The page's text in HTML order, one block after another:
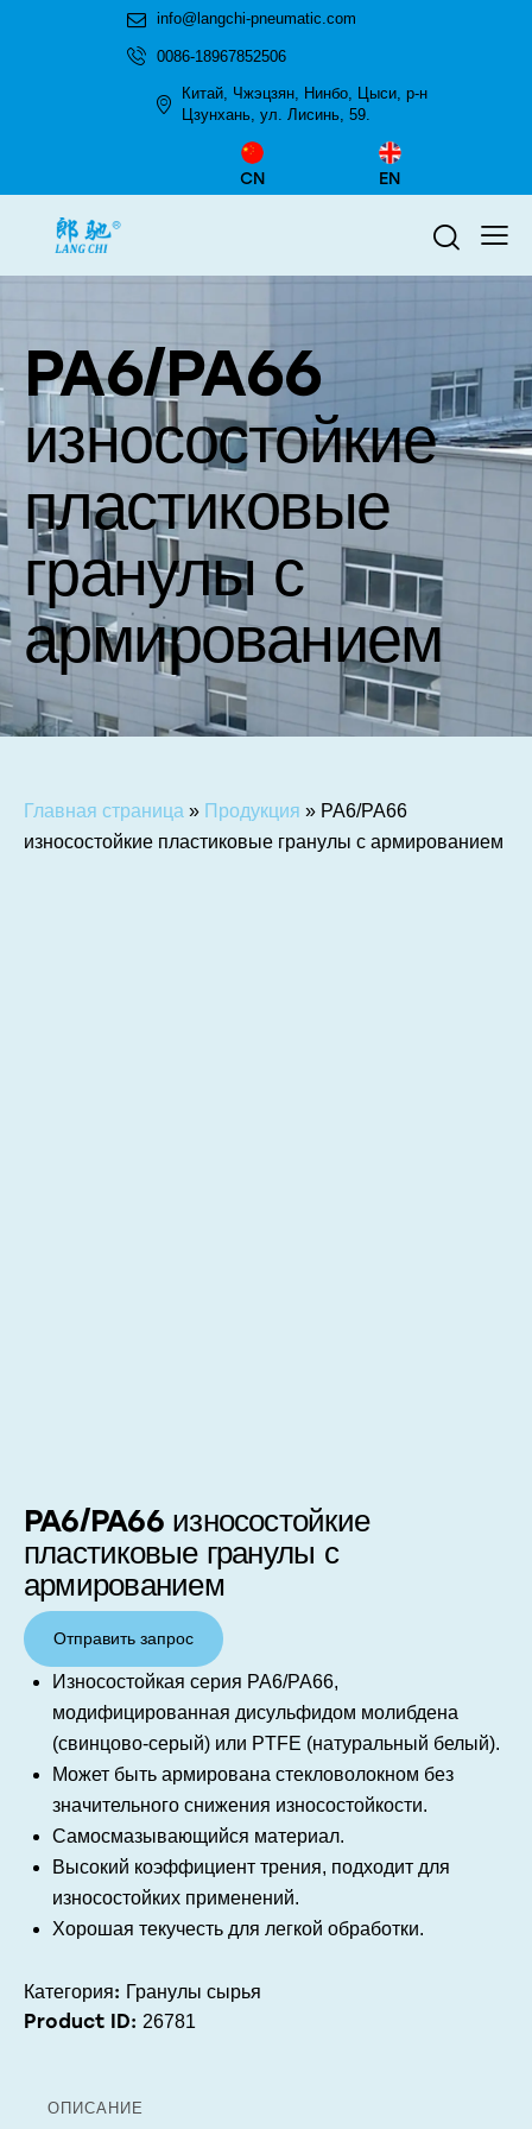
info@langchi-pneumatic.com
0086-18967852506
Китай, Чжэцзян, Нинбо, Цыси, р-н
Цзунхань, ул. Лисинь, 59.
CN EN
PA6/PA66
износостойкие
пластиковые
гранулы с
армированием
Главная страница » Продукция » PA6/PA66
износостойкие пластиковые гранулы с армированием
PA6/PA66 износостойкие
пластиковые гранулы с
армированием
Отправить запрос
Износостойкая серия PA6/PA66,
модифицированная дисульфидом молибдена
(свинцово-серый) или PTFE (натуральный белый).
Может быть армирована стекловолокном без
значительного снижения износостойкости.
Самосмазывающийся материал.
Высокий коэффициент трения, подходит для
износостойких применений.
Хорошая текучесть для легкой обработки.
Категория: Гранулы сырья
Product ID: 26781
ОПИСАНИЕ